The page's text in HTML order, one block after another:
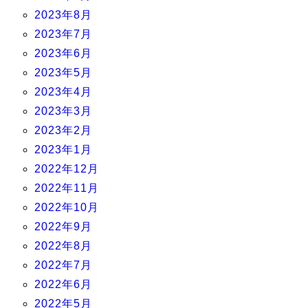
2023年8月
2023年7月
2023年6月
2023年5月
2023年4月
2023年3月
2023年2月
2023年1月
2022年12月
2022年11月
2022年10月
2022年9月
2022年8月
2022年7月
2022年6月
2022年5月